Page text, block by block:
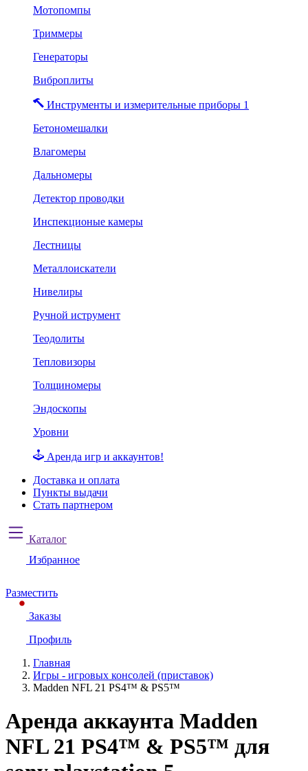
Мотопомпы
Триммеры
Генераторы
Виброплиты
Инструменты и измерительные приборы 1
Бетономешалки
Влагомеры
Дальномеры
Детектор проводки
Инспекционые камеры
Лестницы
Металлоискатели
Нивелиры
Ручной иструмент
Теодолиты
Тепловизоры
Толщиномеры
Эндоскопы
Уровни
Аренда игр и аккаунтов!
Доставка и оплата
Пункты выдачи
Стать партнером
Каталог
Избранное
Разместить
Заказы
Профиль
Главная
Игры - игровых консолей (приставок)
Madden NFL 21 PS4™ & PS5™
Аренда аккаунта Madden
NFL 21 PS4™ & PS5™ для